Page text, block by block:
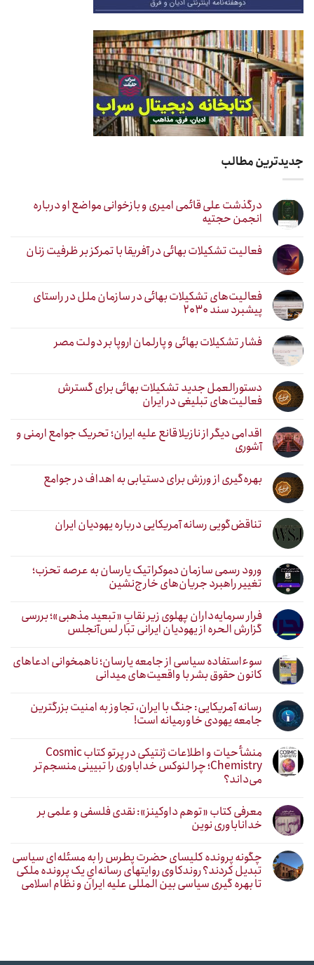
جدیدترین مطالب
درگذشت علی قائمی امیری و بازخوانی مواضع او درباره
انجمن حجتیه
فعالیت تشکیلات بهائی در آفریقا با تمرکز بر ظرفیت زنان
فعالیت‌های تشکیلات بهائی در سازمان ملل در راستای
پیشبرد سند ۲۰۳۰
فشار تشکیلات بهائی و پارلمان اروپا بر دولت مصر
دستورالعمل جدید تشکیلات بهائی برای گسترش
فعالیت‌های تبلیغی در ایران
اقدامی دیگر از نازیلا قانع علیه ایران؛ تحریک جوامع ارمنی و
آشوری
بهره‌گیری از ورزش برای دستیابی به اهداف در جوامع
تناقض‌گویی رسانه آمریکایی درباره یهودیان ایران
ورود رسمی سازمان دموکراتیک یارسان به عرصه تحزب؛
تغییر راهبرد جریان‌های خارج‌نشین
فرار سرمایه‌داران پهلوی زیر نقابِ «تبعید مذهبی»؛ بررسی
گزارش الحره از یهودیان ایرانی تبار لس‌آنجلس
سوءاستفاده سیاسی از جامعه یارسان؛ ناهمخوانی ادعاهای
کانون حقوق بشر با واقعیت‌های میدانی
رسانه آمریکایی: جنگ با ایران، تجاوز به امنیت بزرگترین
جامعه یهودی خاورمیانه است!
منشأ حیات و اطلاعات ژنتیکی در پرتو کتاب Cosmic
Chemistry؛ چرا لنوکس خداباوری را تبیینی منسجم‌تر
می‌داند؟
معرفی کتاب «توهم داوکینز»: نقدی فلسفی و علمی بر
خداناباوری نوین
چگونه پرونده کلیسای حضرت پطرس را به مسئله‌ای سیاسی
تبدیل کردند؟ روندکاوی روایتهای رسانه‌ایِ یک پرونده ملکی
تا بهره گیری سیاسی بین المللی علیه ایران و نظام اسلامی